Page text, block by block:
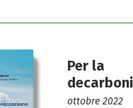
Per la
ottobre 2022